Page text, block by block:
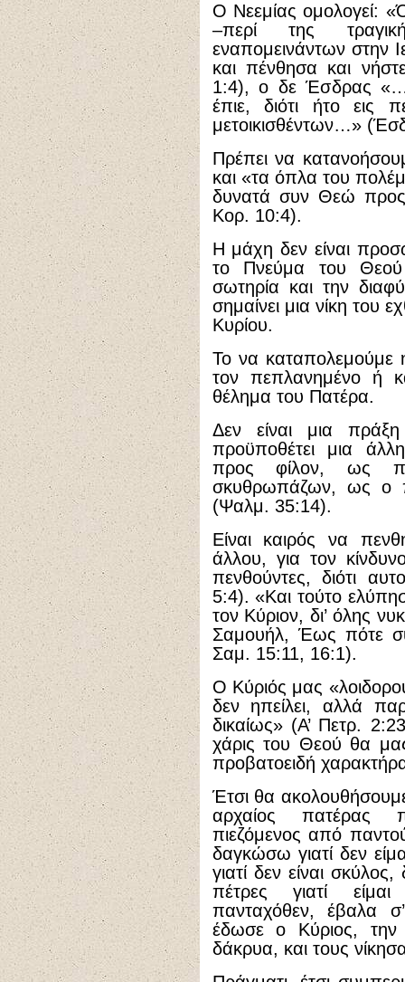
Ο Νεεμίας ομολογεί:
­–περί της
εναπομεινάντων στην
και πένθησα και
1:4), ο δε Έσδρας
έπιε, διότι ήτο εις
μετοικισθέντων…»
Πρέπει να
και «τα όπλα του
δυνατά συν Θεώ
Κορ. 10:4).
Η μάχη δεν είναι
το Πνεύμα του Θεού
σωτηρία και την
σημαίνει μια νίκη του
Κυρίου.
Το να καταπολεμούμε
τον πεπλανημένο ή
θέλημα του Πατέρα.
Δεν είναι μια
προϋποθέτει μια
προς φίλον, ως
σκυθρωπάζων, ως ο
(Ψαλμ. 35:14).
Είναι καιρός να
άλλου, για τον
πενθούντες, διότι
5:4). «Και τούτο
τον Κύριον, δι’ όλης
Σαμουήλ, Έως πότε
Σαμ. 15:11, 16:1).
Ο Κύριός μας
δεν ηπείλει, αλλά
δικαίως» (Α’ Πετρ.
χάρις του Θεού θα
προβατοειδή
Έτσι θα
αρχαίος πατέρας
πιεζόμενος από
δαγκώσω γιατί δεν
γιατί δεν είναι
πέτρες γιατί
πανταχόθεν, έβαλα
έδωσε ο Κύριος, την
δάκρυα, και τους